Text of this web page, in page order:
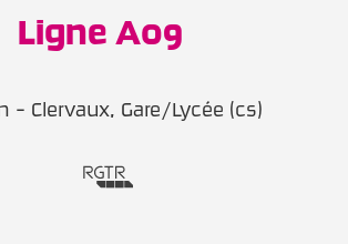
Ligne A09
- Clervaux, Gare/Lycée (cs)